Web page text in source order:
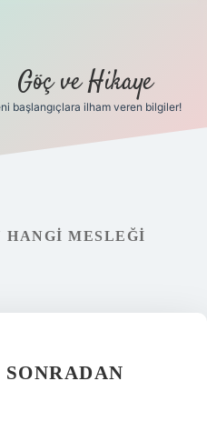
Göç ve Hikaye
başlangıçlara ilham veren bilgiler!
HANGI MESLEĞI